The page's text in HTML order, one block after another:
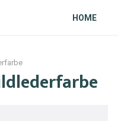
HOME